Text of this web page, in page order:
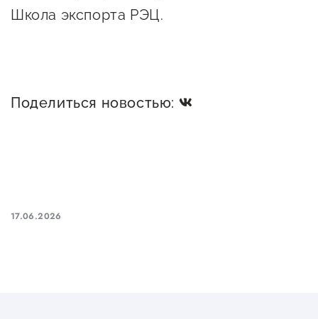
Школа экспорта РЭЦ.
Поделиться новостью:
17.06.2026